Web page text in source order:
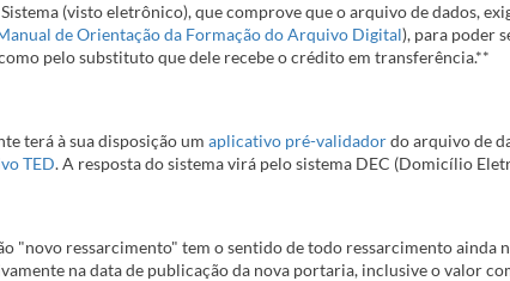
(visto eletrônico), que comprove que o arquivo de dados,
de Orientação da Formação do Arquivo Digital), para poder
pelo substituto que dele recebe o crédito em transferência.**
terá à sua disposição um aplicativo pré-validadordo arquivo de
TED. A resposta do sistema virá pelo sistema DEC (Domicílio
"novo ressarcimento" tem o sentido de todo ressarcimento ainda
na data de publicação da nova portaria, inclusive o valor